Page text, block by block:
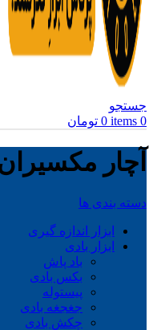
جستجو
0
items
0 تومان
آچار
دسته بندی ها
ابزار اندازه گیری
ابزار بادی
باد پاش
بکس بادی
پیستوله
جغجغه بادی
چکش بادی